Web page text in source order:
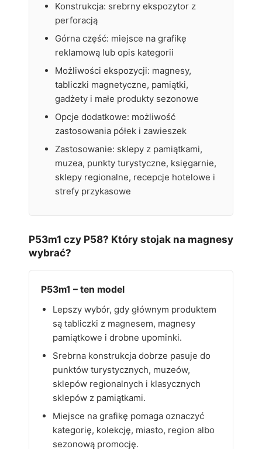
Konstrukcja: srebrny ekspozytor z
perforacją
Górna część: miejsce na grafikę
reklamową lub opis kategorii
Możliwości ekspozycji: magnesy,
tabliczki magnetyczne, pamiątki,
gadżety i małe produkty sezonowe
Opcje dodatkowe: możliwość
zastosowania półek i zawieszek
Zastosowanie: sklepy z pamiątkami,
muzea, punkty turystyczne, księgarnie,
sklepy regionalne, recepcje hotelowe i
strefy przykasowe
P53m1 czy P58? Który stojak na magnesy
wybrać?
P53m1 – ten model
Lepszy wybór, gdy głównym produktem
są tabliczki z magnesem, magnesy
pamiątkowe i drobne upominki.
Srebrna konstrukcja dobrze pasuje do
punktów turystycznych, muzeów,
sklepów regionalnych i klasycznych
sklepów z pamiątkami.
Miejsce na grafikę pomaga oznaczyć
kategorię, kolekcję, miasto, region albo
sezonową promocję.